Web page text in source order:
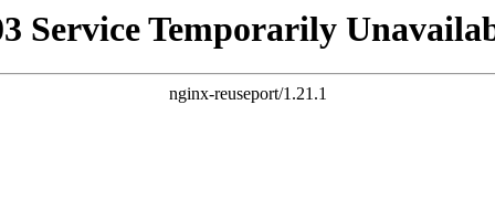
Service Temporarily
nginx-reuseport/1.21.1